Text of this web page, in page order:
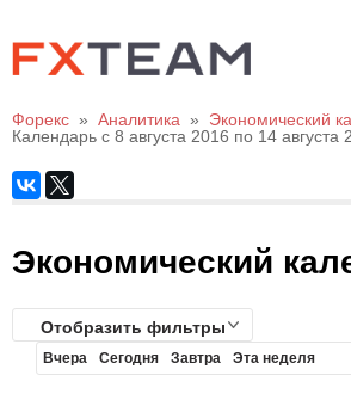
Форекс » Аналитика » Экономический
Календарь с 8 августа 2016 по 14 августа
Экономический
Отобразить фильтры
Вчера Сегодня Завтра Эта неделя